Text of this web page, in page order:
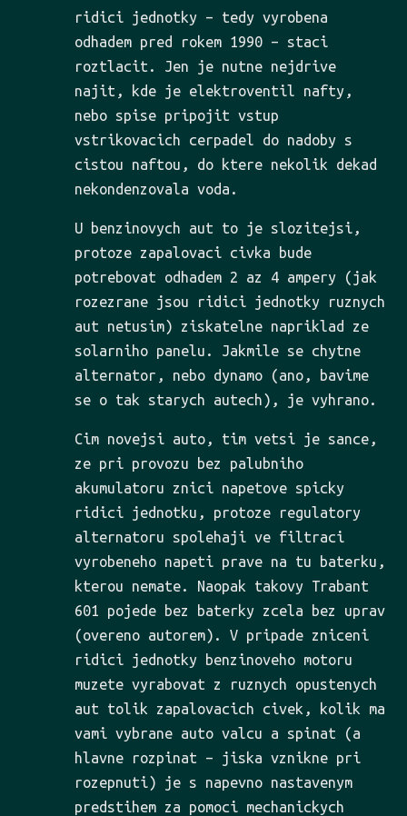
ridici jednotky – tedy vyrobena
odhadem pred rokem 1990 – staci
roztlacit. Jen je nutne nejdrive
najit, kde je elektroventil nafty,
nebo spise pripojit vstup
vstrikovacich cerpadel do nadoby s
cistou naftou, do ktere nekolik dekad
nekondenzovala voda.
U benzinovych aut to je slozitejsi,
protoze zapalovaci civka bude
potrebovat odhadem 2 az 4 ampery (jak
rozezrane jsou ridici jednotky ruznych
aut netusim) ziskatelne napriklad ze
solarniho panelu. Jakmile se chytne
alternator, nebo dynamo (ano, bavime
se o tak starych autech), je vyhrano.
Cim novejsi auto, tim vetsi je sance,
ze pri provozu bez palubniho
akumulatoru znici napetove spicky
ridici jednotku, protoze regulatory
alternatoru spolehaji ve filtraci
vyrobeneho napeti prave na tu baterku,
kterou nemate. Naopak takovy Trabant
601 pojede bez baterky zcela bez uprav
(overeno autorem). V pripade zniceni
ridici jednotky benzinoveho motoru
muzete vyrabovat z ruznych opustenych
aut tolik zapalovacich civek, kolik ma
vami vybrane auto valcu a spinat (a
hlavne rozpinat – jiska vznikne pri
rozepnuti) je s napevno nastavenym
predstihem za pomoci mechanickych